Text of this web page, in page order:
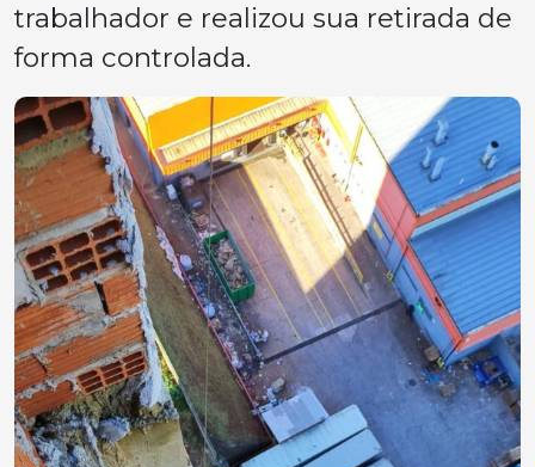
trabalhador e realizou sua retirada de
forma controlada.